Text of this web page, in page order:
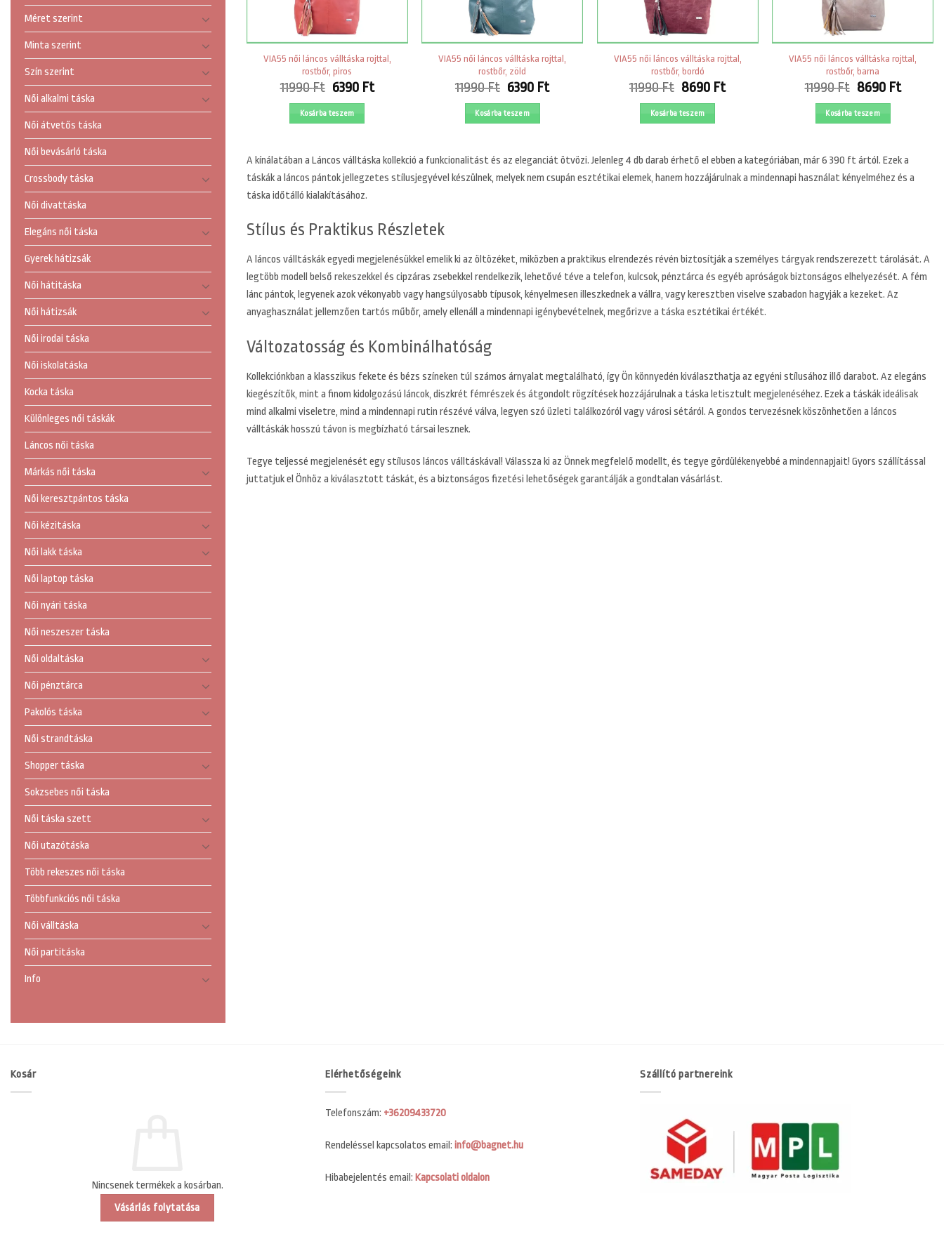
Méret szerint
Minta szerint
Szín szerint
Női alkalmi táska
Női átvetős táska
Női bevásárló táska
Crossbody táska
Női divattáska
Elegáns női táska
Gyerek hátizsák
Női hátitáska
Női hátizsák
Női irodai táska
Női iskolatáska
Kocka táska
Különleges női táskák
Láncos női táska
Márkás női táska
Női keresztpántos táska
Női kézitáska
Női lakk táska
Női laptop táska
Női nyári táska
Női neszeszer táska
Női oldaltáska
Női pénztárca
Pakolós táska
Női strandtáska
Shopper táska
Sokzsebes női táska
Női táska szett
Női utazótáska
Több rekeszes női táska
Többfunkciós női táska
Női válltáska
Női partitáska
Info
VIA55 női láncos válltáska rojttal,
rostbőr, piros
11990Ft Original
price
was:
6390 FtCurrent
Kosárba teszem
VIA55 női láncos válltáska rojttal,
rostbőr, zöld
11990Ft Original
price
was:
6390 FtCurrent
Kosárba teszem
VIA55 női láncos válltáska rojttal,
rostbőr, bordó
11990Ft Original
price
was:
8690 FtCurrent
Kosárba teszem
VIA55 női láncos válltáska rojttal,
rostbőr, barna
11990Ft Original
price
was:
8690 Ft
Kosárba teszem
A kínálatában a Láncos válltáska kollekció a funkcionalitást és az eleganciát ötvözi. Jelenleg 4 db darab érhető el ebben a kategóriában, már 6 390 ft ártól. Ezek a
táskák a láncos pántok jellegzetes stílusjegyével készülnek, melyek nem csupán esztétikai elemek, hanem hozzájárulnak a mindennapi használat kényelméhez és a
táska időtálló kialakításához.
Stílus és Praktikus Részletek
A láncos válltáskák egyedi megjelenésükkel emelik ki az öltözéket, miközben a praktikus elrendezés révén biztosítják a személyes tárgyak rendszerezett tárolását. A
legtöbb modell belső rekeszekkel és cipzáras zsebekkel rendelkezik, lehetővé téve a telefon, kulcsok, pénztárca és egyéb apróságok biztonságos elhelyezését. A fém
lánc pántok, legyenek azok vékonyabb vagy hangsúlyosabb típusok, kényelmesen illeszkednek a vállra, vagy keresztben viselve szabadon hagyják a kezeket. Az
anyaghasználat jellemzően tartós műbőr, amely ellenáll a mindennapi igénybevételnek, megőrizve a táska esztétikai értékét.
Változatosság és Kombinálhatóság
Kollekciónkban a klasszikus fekete és bézs színeken túl számos árnyalat megtalálható, így Ön könnyedén kiválaszthatja az egyéni stílusához illő darabot. Az elegáns
kiegészítők, mint a finom kidolgozású láncok, diszkrét fémrészek és átgondolt rögzítések hozzájárulnak a táska letisztult megjelenéséhez. Ezek a táskák ideálisak
mind alkalmi viseletre, mind a mindennapi rutin részévé válva, legyen szó üzleti találkozóról vagy városi sétáról. A gondos tervezésnek köszönhetően a láncos
válltáskák hosszú távon is megbízható társai lesznek.
Tegye teljessé megjelenését egy stílusos láncos válltáskával! Válassza ki az Önnek megfelelő modellt, és tegye gördülékenyebbé a mindennapjait! Gyors szállítással
juttatjuk el Önhöz a kiválasztott táskát, és a biztonságos fizetési lehetőségek garantálják a gondtalan vásárlást.
Kosár
Nincsenek termékek a kosárban.
Vásárlás folytatása
Elérhetőségeink
Telefonszám: +36209433720
Rendeléssel kapcsolatos email: info@bagnet.hu
Hibabejelentés email: Kapcsolati oldalon
Szállító partnereink